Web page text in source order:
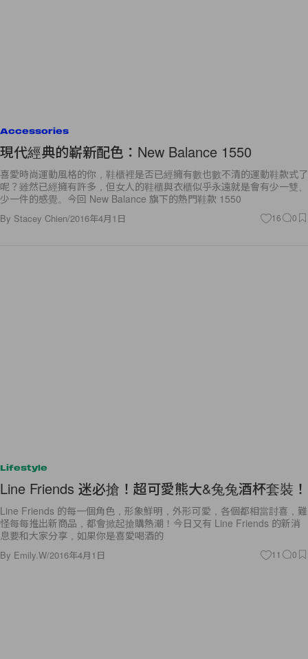
Accessories
現代經典的嶄新配色：New Balance 1550
喜愛時尚運動風格的你，鞋櫃裡是否已經擁有數也數不清的運動鞋款式了
呢？雖然已經擁有許多，但女人的鞋櫃與衣櫃似乎永遠就是會有少一雙、
少一件的感覺。今回 New Balance 旗下的熱門鞋款 1550
By Stacey Chien/2016年4月1日 16 0
Lifestyle
Line Friends 迷必搶！超可愛熊大&兔兔酒杯套裝！
Line Friends 的每一個角色，形象鮮明，外形可愛，各個都相當討喜，難
怪每每推出新商品，都會掀起搶購熱潮！今日又有 Line Friends 的新消
息要和大家分享，如果你是喜愛喝酒的
By Emily.W/2016年4月1日 11 0